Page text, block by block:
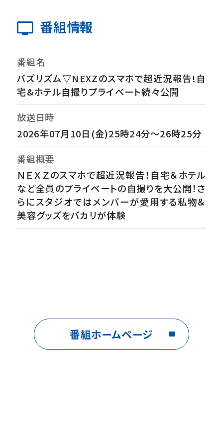
番組情報
番組名
バズリズム▽NEXZのスマホで超近況報告!自
宅&ホテル自撮りプライベート続々公開
放送日時
2026年07月10日(金)25時24分～26時25分
番組概要
ＮＥＸＺのスマホで超近況報告！自宅＆ホテル
など全員のプライベートの自撮りを大公開！さ
らにスタジオではメンバーが愛用する私物＆
美容グッズをバカリが体験
番組ホームページ